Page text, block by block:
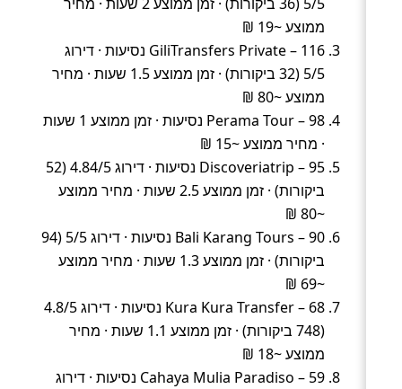
ממוצע ~19 ₪
GiliTransfers Private – 116 נסיעות · דירוג
5/5 (32 ביקורות) · זמן ממוצע 1.5 שעות · מחיר
ממוצע ~80 ₪
Perama Tour – 98 נסיעות · זמן ממוצע 1 שעות
· מחיר ממוצע ~15 ₪
Discoveriatrip – 95 נסיעות · דירוג 4.84/5 (52
ביקורות) · זמן ממוצע 2.5 שעות · מחיר ממוצע
~80 ₪
Bali Karang Tours – 90 נסיעות · דירוג 5/5 (94
ביקורות) · זמן ממוצע 1.3 שעות · מחיר ממוצע
~69 ₪
Kura Kura Transfer – 68 נסיעות · דירוג 4.8/5
(748 ביקורות) · זמן ממוצע 1.1 שעות · מחיר
ממוצע ~18 ₪
Cahaya Mulia Paradiso – 59 נסיעות · דירוג